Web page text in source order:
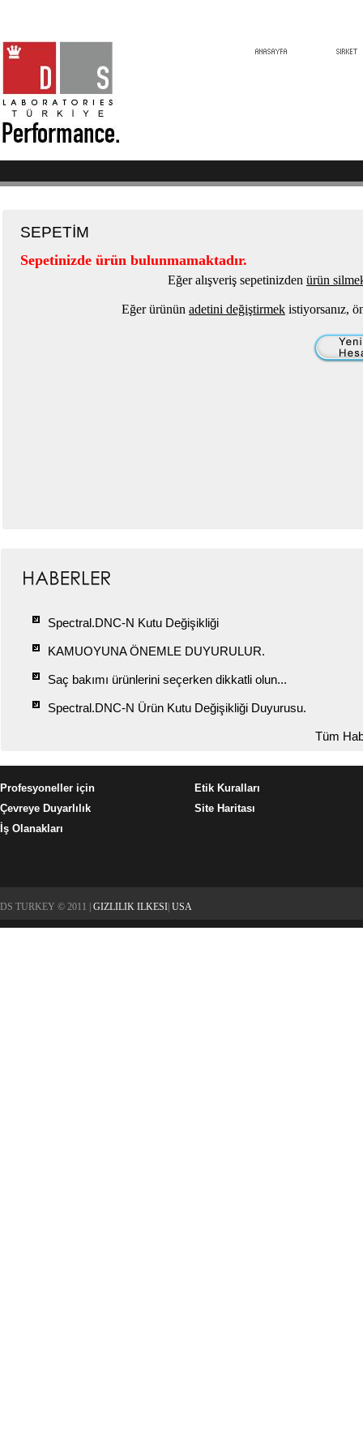
SEPETİM
Sepetinizde ürün bulunmamaktadır.
Eğer alışveriş sepetinizden ürün
Eğer ürünün adetini değiştirmek istiyorsanız,
Spectral.DNC-N Kutu Değişikliği
KAMUOYUNA ÖNEMLE DUYURULUR.
Saç bakımı ürünlerini seçerken dikkatli olun...
Spectral.DNC-N Ürün Kutu Değişikliği Duyurusu.
Tüm
Profesyoneller için
Çevreye Duyarlılık
İş Olanakları
Etik Kuralları
Site Haritası
DS TURKEY © 2011 | GIZLILIK ILKESI USA